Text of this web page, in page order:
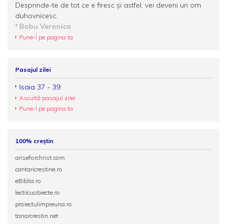
Desprinde-te de tot ce e firesc şi astfel, vei deveni un om
duhovnicesc.
Bobu Veronica
Pune-l pe pagina ta
Pasajul zilei
Isaia 37 - 39
Ascultă pasajul zilei
Pune-l pe pagina ta
100% creștin
ariseforchrist.com
cantaricrestine.ro
eBiblia.ro
lectiicuobiecte.ro
proiectulimpreuna.ro
tanarcrestin.net